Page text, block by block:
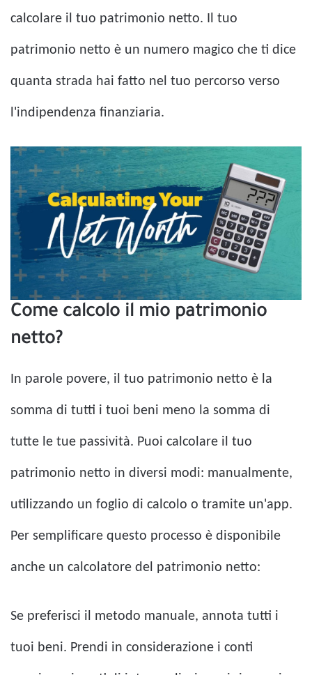
calcolare il tuo patrimonio netto. Il tuo
patrimonio netto è un numero magico che ti dice
quanta strada hai fatto nel tuo percorso verso
l'indipendenza finanziaria.
Come calcolo il mio patrimonio
netto?
In parole povere, il tuo patrimonio netto è la
somma di tutti i tuoi beni meno la somma di
tutte le tue passività. Puoi calcolare il tuo
patrimonio netto in diversi modi: manualmente,
utilizzando un foglio di calcolo o tramite un'app.
Per semplificare questo processo è disponibile
anche un calcolatore del patrimonio netto:
Se preferisci il metodo manuale, annota tutti i
tuoi beni. Prendi in considerazione i conti